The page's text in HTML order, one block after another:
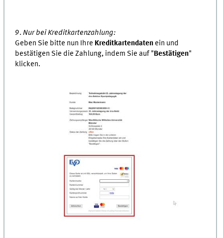
9.Nur bei Kreditkartenzahlung:
Geben Sie bitte nun Ihre Kreditkartendaten ein und
bestätigen Sie die Zahlung, indem Sie auf "Bestätigen"
klicken.